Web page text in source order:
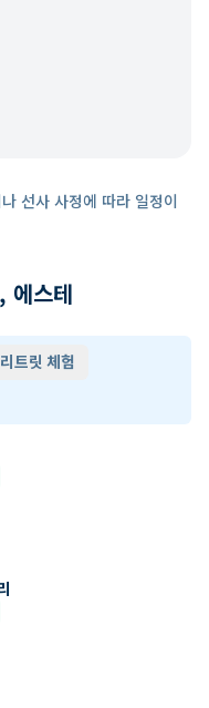
선사 사정에 따라 일정이
에스테
리트릿 체험